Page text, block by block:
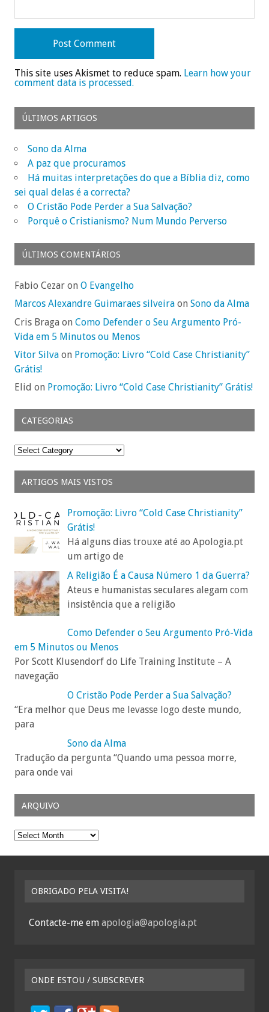
This site uses Akismet to reduce spam. Learn how your
comment data is processed.
ÚLTIMOS ARTIGOS
Sono da Alma
A paz que procuramos
Há muitas interpretações do que a Bíblia diz, como
sei qual delas é a correcta?
O Cristão Pode Perder a Sua Salvação?
Porquê o Cristianismo? Num Mundo Perverso
ÚLTIMOS COMENTÁRIOS
Fabio Cezar on O Evangelho
Marcos Alexandre Guimaraes silveira on Sono da Alma
Cris Braga on Como Defender o Seu Argumento Pró-
Vida em 5 Minutos ou Menos
Vitor Silva on Promoção: Livro “Cold Case Christianity”
Grátis!
Elid on Promoção: Livro “Cold Case Christianity” Grátis!
CATEGORIAS
Categorias
ARTIGOS MAIS VISTOS
Promoção: Livro “Cold Case Christianity”
Grátis!
Há alguns dias trouxe até ao Apologia.pt
um artigo de
A Religião É a Causa Número 1 da Guerra?
Ateus e humanistas seculares alegam com
insistência que a religião
Como Defender o Seu Argumento Pró-Vida
em 5 Minutos ou Menos
Por Scott Klusendorf do Life Training Institute – A
navegação
O Cristão Pode Perder a Sua Salvação?
“Era melhor que Deus me levasse logo deste mundo,
para
Sono da Alma
Tradução da pergunta “Quando uma pessoa morre,
para onde vai
ARQUIVO
Arquivo
OBRIGADO PELA VISITA!
Contacte-me em apologia@apologia.pt
ONDE ESTOU / SUBSCREVER